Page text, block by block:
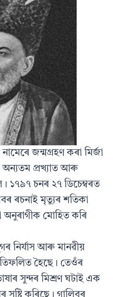
জন্মগ্ৰহণ কৰা মিৰ্জা
অন্যতম প্ৰখ্যাত আৰু
১৭৯৭ চনৰ ২৭ ডিচেম্বৰত
ৰচনাই মৃত্যুৰ শতিকা
মোহিত কৰি
নিৰ্যাস আৰু মানৱীয়
হৈছে। তেওঁৰ
সুন্দৰ মিশ্ৰণ ঘটাই এক